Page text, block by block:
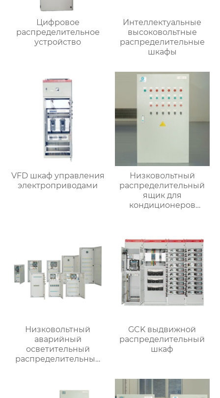
Цифровое
распределительное
устройство
Интеллектуальные
высоковольтные
распределительные
шкафы
VFD шкаф управления
электроприводами
Низковольтный
распределительный
ящик для
кондиционеров
Низковольтный
аварийный
осветительный
распределительный
GCK выдвижной
распределительный
шкаф